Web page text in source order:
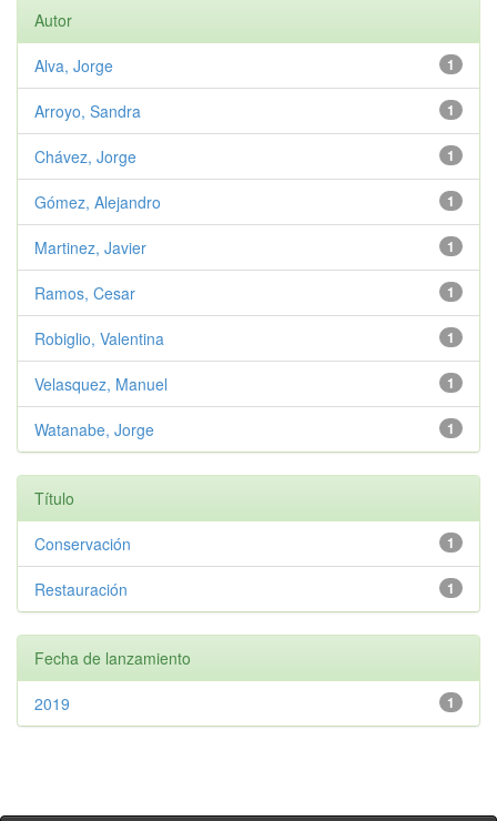
Autor
1
Alva, Jorge
1
Arroyo, Sandra
1
Chávez, Jorge
1
Gómez, Alejandro
1
Martinez, Javier
1
Ramos, Cesar
1
Robiglio, Valentina
1
Velasquez, Manuel
1
Watanabe, Jorge
Título
1
Conservación
1
Restauración
Fecha de lanzamiento
1
2019